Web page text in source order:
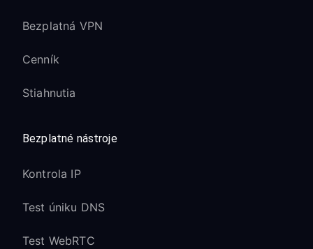
Bezplatná VPN
Cenník
Stiahnutia
Bezplatné nástroje
Kontrola IP
Test úniku DNS
Test WebRTC